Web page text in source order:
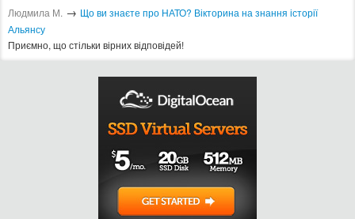
Людмила М. → Що ви знаєте про НАТО? Вікторина на знання історії
Альянсу ​
Приємно, що стільки вірних відповідей!